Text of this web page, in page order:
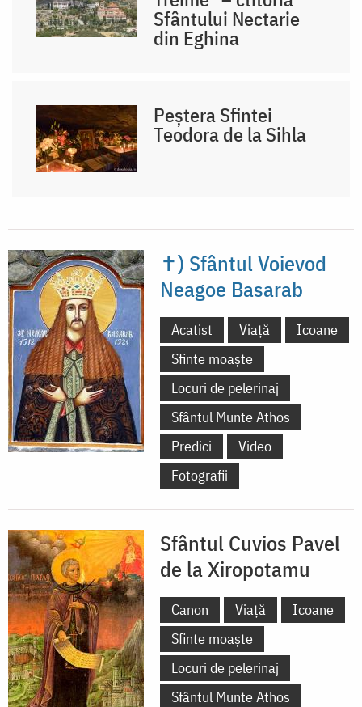
Sfântului Nectarie
din Eghina
Peștera Sfintei
Teodora de la Sihla
✝) Sfântul Voievod
Neagoe Basarab
Acatist Viață
Icoane
Sfinte moaște
Locuri de pelerinaj
Sfântul Munte Athos
Predici
Video
Fotografii
Sfântul Cuvios Pavel
de la Xiropotamu
Canon Viață
Icoane
Sfinte moaște
Locuri de pelerinaj
Sfântul Munte Athos